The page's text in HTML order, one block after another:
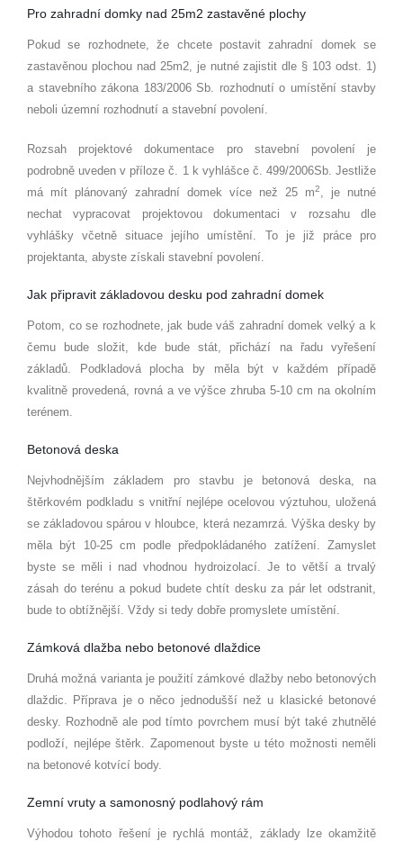
Pro zahradní domky nad 25m2 zastavěné plochy
Pokud se rozhodnete, že chcete postavit zahradní domek se
zastavěnou plochou nad 25m2, je nutnézajistit dle § 103 odst. 1)
a stavebního zákona 183/2006 Sb. rozhodnutí o umístění stavby
neboli územní rozhodnutí a stavební povolení.
Rozsah projektovédokumentace pro stavební povolení je
podrobně uveden v pří lozeč. 1 k vyhlášce č. 499/2006Sb. Jestliže
má mít pl ánovaný zahradní domek více než 25 m2, je nutné
nechat vypracovat projektovou dokumentaci v rozsahu dle
vyhlášky včetně situace jejího umístění. To je již práce pro
projektanta, abyste získali stavební povolení.
Jak připravit základovou desku pod zahradní domek
Potom, co se rozhodnete, jak bude váš zahradní domek velký a k
čemu bude složit, kde bude stát, přichází na řadu vyřešení
základů. Podkladová plocha by měla být v každém případě
kvalitně provedená, rovná a ve výšce zhruba 5-10 cm na okolním
terénem.
Betonová deska
Nejvhodnějším základem pro stavbu je betonová deska, na
štěrkovém podkladu s vnitřní nejlépe ocelovou výztuhou, uložená
se základovou spárou v hloubce, která nezamrzá. Výška desky by
měla být 10-25 cm podle předpokládaného zatížení. Zamyslet
byste se měli i nad vhodnou hydroizolací. Je to větší a trvalý
zásah do terénu a pokud budete chtít desku za pár let odstranit,
bude to obtížnější. Vždy si tedy dobře promyslete umístění.
Zámková dlažba nebo betonové dlaždice
Druhá možná varianta je použití zámkové dlažby nebo betonových
dlaždic. Příprava je o něco jednodušší než u klasické betonové
desky. Rozhodně ale pod tímto povrchem musí být takézhutnělé
podloží, nejl épe štěrk. Zapomenout byste u této možnosti neměli
na betonové kotvící body.
Zemní vruty a samonosný podlahový rám
Výhodou tohoto řešení je rychlá montáž, základy lze okamžitě